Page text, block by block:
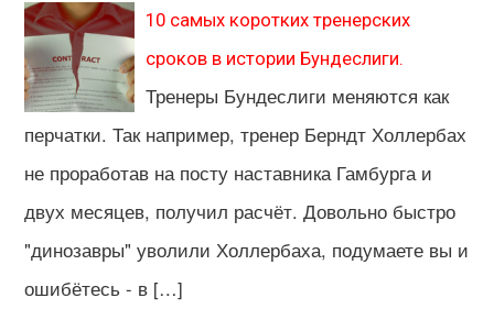
10 самых коротких тренерских
сроков в истории Бундеслиги.
Тренеры Бундеслиги меняются как
перчатки. Так например, тренер Берндт Холлербах
не проработав на посту наставника Гамбурга и
двух месяцев, получил расчёт. Довольно быстро
"динозавры" уволили Холлербаха, подумаете вы и
ошибётесь - в […]